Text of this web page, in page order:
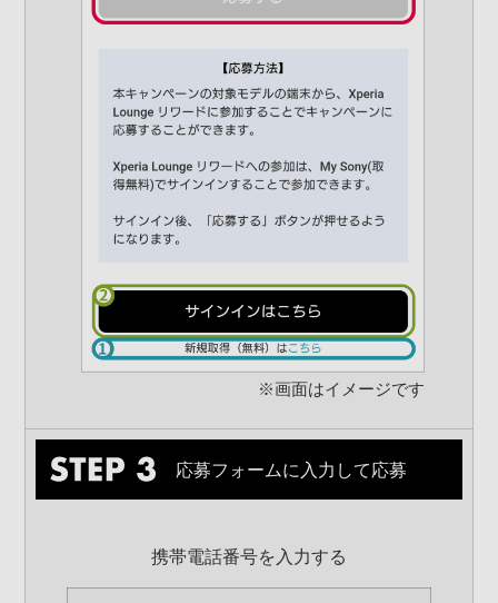
※画面はイメージです
応募フォームに入力して応募
携帯電話番号を入力する